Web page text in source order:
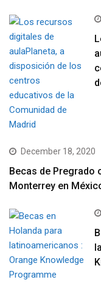
December 18, 2020
Becas de Pregrado
Monterrey en